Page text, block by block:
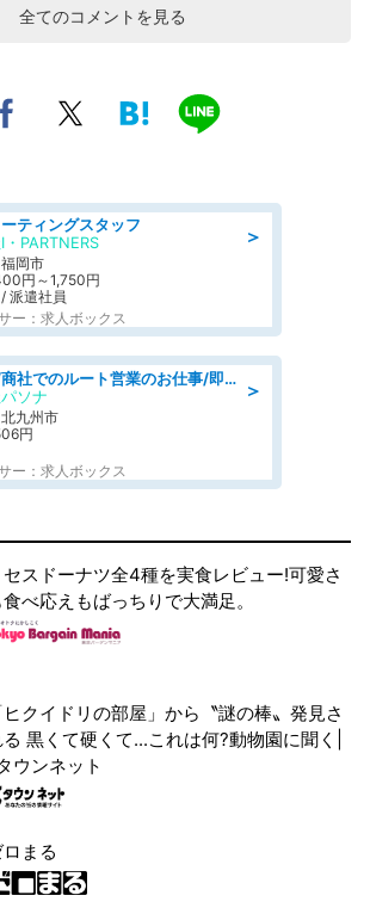
全てのコメントを見る
＞
ティングスタッフ
PARTNERS
岡市
円～1,750円
派遣社員
ー：求人ボックス
＞
8月開始/商社でのルート営業のお仕事/即日勤務可/車通勤可/営業
ソナ
九州市
円
ー：求人ボックス
セスドーナツ全4種を実食レビュー!可愛さ
食べ応えもばっちりで大満足。
ヒクイドリの部屋」から〝謎の棒〟発見さ
黒くて硬くて...これは何?動物園に聞く|
ウンネット
ロまる